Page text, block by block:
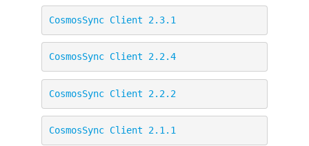
CosmosSync Client 2.3.1
CosmosSync Client 2.2.4
CosmosSync Client 2.2.2
CosmosSync Client 2.1.1